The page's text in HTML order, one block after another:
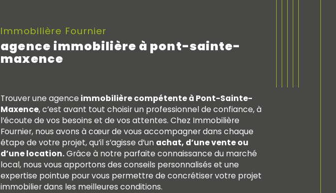
Immobilière Fournier
agence immobilière à pont-sainte-
maxence
Trouver une agence immobilière compétente à Pont-Sainte-
Maxence, c’est avant tout choisir un professionnel de confiance, à
l’écoute de vos besoins et de vos attentes. Chez Immobilière
Fournier, nous avons à cœur de vous accompagner dans chaque
étape de votre projet, qu’il s’agisse d’un achat, d’une vente ou
d’une location.Grâce à notre parfaite connaissance du marché
local, nous vous apportons des conseils personnalisés et une
expertise pointue pour vous permettre de concrétiser votre projet
immobilier dans les meilleures conditions.